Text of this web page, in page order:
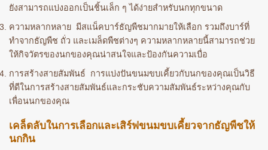
ยังสามารถแบ่งออกเป็นชิ้นเล็ก ๆ ได้ง่ายสำหรับนกทุกขนาด
ความหลากหลาย มีสแน็คบาร์ธัญพืชมากมายให้เลือก รวมถึงบาร์ที่
ทำจากธัญพืช ถั่ว และเมล็ดพืชต่างๆ ความหลากหลายนี้สามารถช่วย
ให้กิจวัตรของนกของคุณน่าสนใจและป้องกันความเบื่อ
การสร้างสายสัมพันธ์ การแบ่งปันขนมขบเคี้ยวกับนกของคุณเป็นวิธี
ที่ดีในการสร้างสายสัมพันธ์และกระชับความสัมพันธ์ระหว่างคุณกับ
เพื่อนนกของคุณ
เคล็ดลับในการเลือกและเสิร์ฟขนมขบเคี้ยวจากธัญพืชให้
นกกิน